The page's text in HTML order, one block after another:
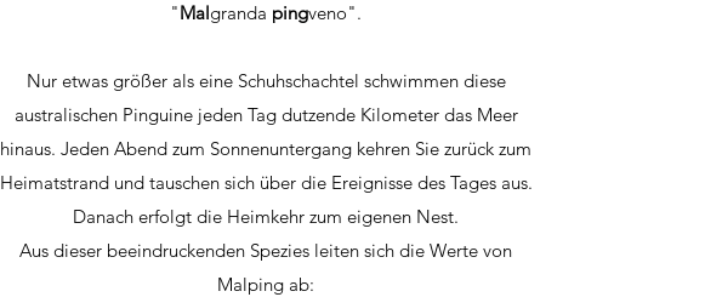
"Malgranda pingveno".
Nur etwas größer als eine Schuhschachtel schwimmen diese
australischen Pinguine jeden Tag dutzende Kilometer das Meer
hinaus. Jeden Abend zum Sonnenuntergang kehren Sie zurück zum
Heimatstrand und tauschen sich über die Ereignisse des Tages aus.
Danach erfolgt die Heimkehr zum eigenen Nest.
Aus dieser beeindruckenden Spezies leiten sich die Werte von
Malping ab: